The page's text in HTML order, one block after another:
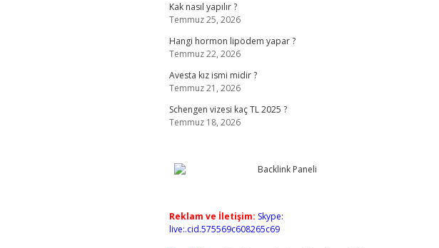
Kak nasıl yapılır ?
Temmuz 25, 2026
Hangi hormon lipödem yapar ?
Temmuz 22, 2026
Avesta kız ismi midir ?
Temmuz 21, 2026
Schengen vizesi kaç TL 2025 ?
Temmuz 18, 2026
Reklam ve İletişim: Skype:
live:.cid.575569c608265c69